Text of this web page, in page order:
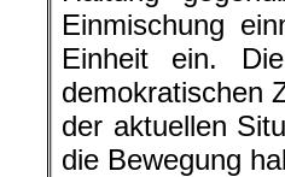
Einmischung
Einheit ein.
demokratischen
der aktuellen
die Bewegung